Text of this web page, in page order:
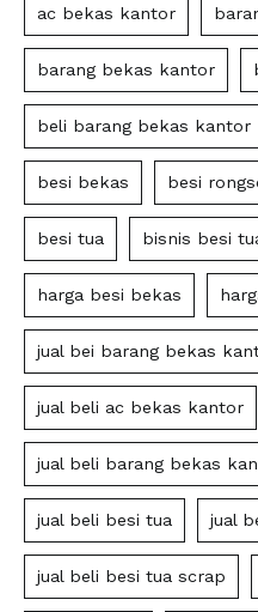
ac bekas kantor
barang bekas kantor
beli barang bekas kantor
besi bekas besi
besi tua bisnis besi
harga besi bekas
jual bei barang bekas
jual beli ac bekas kantor
jual beli barang bekas
jual beli besi tua jual
jual beli besi tua scrap